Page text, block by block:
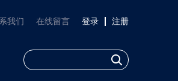
注册
登录
在线留言
我们